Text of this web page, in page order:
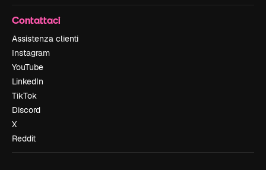
Contattaci
Assistenza clienti
Instagram
YouTube
LinkedIn
TikTok
Discord
X
Reddit